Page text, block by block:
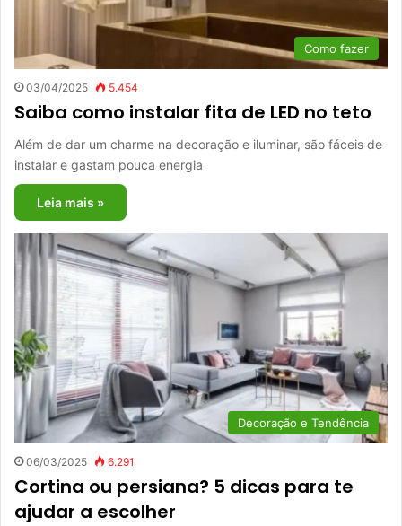
Como fazer
03/04/2025 5.454
Saiba como instalar fita de LED no teto
Além de dar um charme na decoração e iluminar, são fáceis de
instalar e gastam pouca energia
Leia mais »
Decoração e Tendência
06/03/2025 6.291
Cortina ou persiana? 5 dicas para te
ajudar a escolher